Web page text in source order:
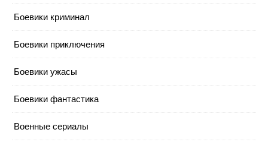
Боевики криминал
Боевики приключения
Боевики ужасы
Боевики фантастика
Военные сериалы